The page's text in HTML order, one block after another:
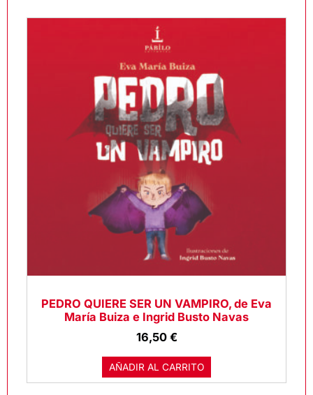
PEDRO QUIERE SER UN VAMPIRO, de Eva
María Buiza e Ingrid Busto Navas
16,50 €
AÑADIR AL CARRITO